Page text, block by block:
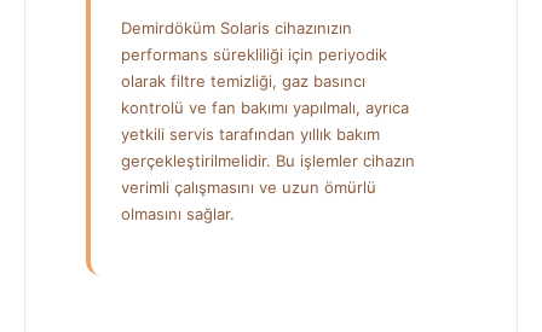
Demirdöküm Solaris cihazınızın
performans sürekliliği için periyodik
olarak filtre temizliği, gaz basıncı
kontrolü ve fan bakımı yapılmalı, ayrıca
yetkili servis tarafından yıllık bakım
gerçekleştirilmelidir. Bu işlemler cihazın
verimli çalışmasını ve uzun ömürlü
olmasını sağlar.